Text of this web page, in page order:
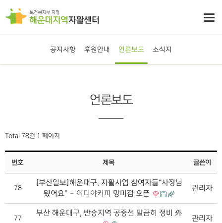
공지사항 후원안내 언론보도 소식지
언론보도
Total 78건 1 페이지
번호 제목 글쓴이
78
[부산일보]해운대구, 자활사업 참여자들“사장님
됐어요” - 이디야커피 망미점 오픈
관리자
77
부산 해운대구, 반송지역 공중선 말끔히 정비 外
관리자